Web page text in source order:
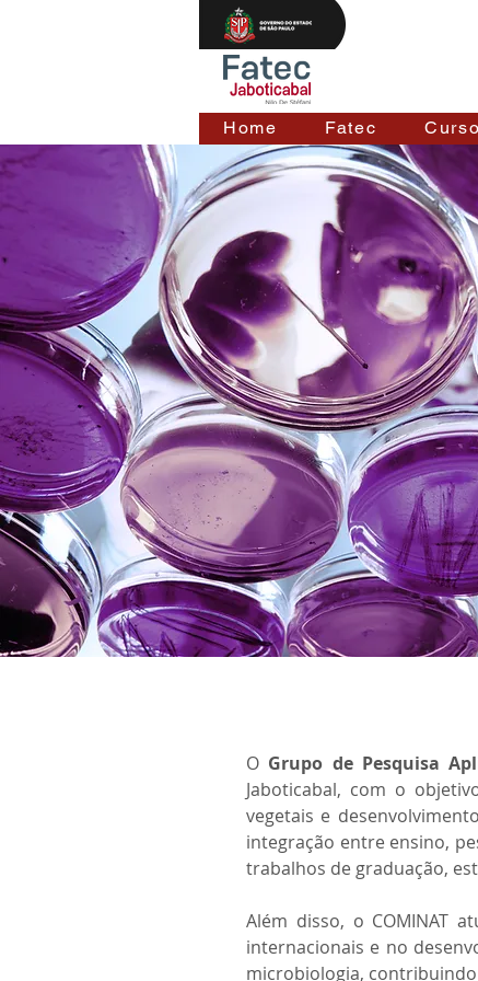
Home Fatec
O Grupo de Pesquisa
Jaboticabal, com o
vegetais e
integração entre ensino,
trabalhos de graduação,
Além disso, o COMINAT
internacionais e no
microbiologia,